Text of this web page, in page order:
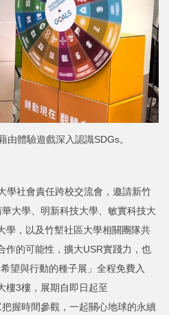
由體驗遊戲深入認識SDGs。
社會責任跨校交流會，邀請新竹
大學、明新科技大學、敏實科技大
學，以及竹塹社區大學相關團隊共
作的可能性，擴大USR實踐力，也
望與行動的種子展」全程免費入
樓3樓，展期自即日起至
握時間參觀，一起關心地球的永續